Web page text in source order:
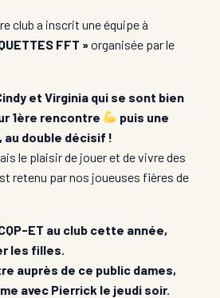
club a inscrit une équipe à
FFT »organisée par le
et Virginia qui se sont bien
1ère rencontre
puis une
au double décisif !
le plaisir de jouer et de vivre des
retenu par nos joueuses fières de
ET au club cette année,
les filles.
auprès de ce public dames,
avec Pierrick le jeudi soir.